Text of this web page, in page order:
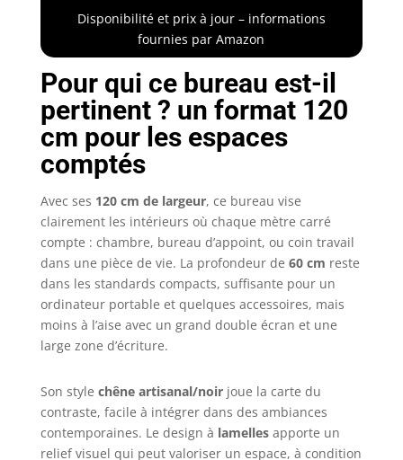
meuble laminé
Panneau de
meuble stratifié
ABS Panneau
arrière de
l'armoire -
Panneau HDF
: 120x78x60cm
Finition moderne
et intéressante
des couleurs de la
combinaison de
chêne Artisan
avec du noir et
parfait à la
collection MALI
Disponibilité et prix à jour – informations
fournies par Amazon
Pour qui ce bureau est-il
pertinent ? un format 120
cm pour les espaces
comptés
Avec ses 120 cm de largeur, ce bureau vise
clairement les intérieurs où chaque mètre carré
compte : chambre, bureau d’appoint, ou coin travail
dans une pièce de vie. La profondeur de 60 cm reste
dans les standards compacts, suffisante pour un
ordinateur portable et quelques accessoires, mais
moins à l’aise avec un grand double écran et une
large zone d’écriture.
Son style chêne artisanal/noirjoue la carte du
contraste, facile à intégrer dans des ambiances
contemporaines. Le design à lamellesapporte un
relief visuel qui peut valoriser un espace, à condition